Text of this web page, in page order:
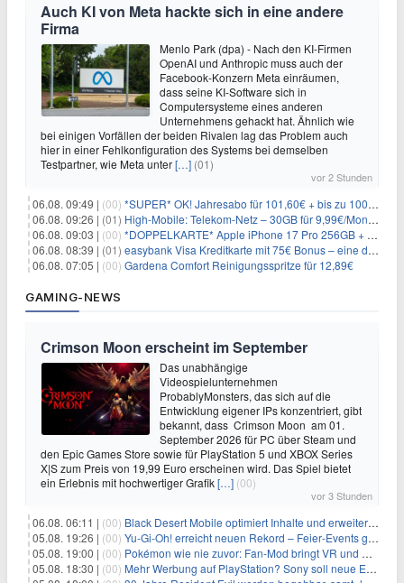
Auch KI von Meta hackte sich in eine andere
Firma
Menlo Park (dpa) - Nach den KI-Firmen
OpenAI und Anthropic muss auch der
Facebook-Konzern Meta einräumen,
dass seine KI-Software sich in
Computersysteme eines anderen
Unternehmens gehackt hat. Ähnlich wie
bei einigen Vorfällen der beiden Rivalen lag das Problem auch
hier in einer Fehlkonfiguration des Systems bei demselben
Testpartner, wie Meta unter[…] (01)
vor 2 Stunden
06.08. 09:49 | (00) *SUPER* OK! Jahresabo für 101,60€ + bis zu 100€ Prämie
06.08. 09:26 | (01) High-Mobile: Telekom-Netz – 30GB für 9,99€/Monat / 80GB für 12,49€/Monat / 100GB für 19,99€/Monat (auch mtl. kündbar)
06.08. 09:03 | (00) *DOPPELKARTE* Apple iPhone 17 Pro 256GB + 80€ Online Bonus + 50GB 5G + Alles-Flat im Telekom-Netz für 44,94€/Monat – eff. 4,40€/Monat
06.08. 08:39 | (01) easybank Visa Kreditkarte mit 75€ Bonus – eine der besten Kreditkarten
06.08. 07:05 | (00) Gardena Comfort Reinigungsspritze für 12,89€
GAMING-NEWS
Crimson Moon erscheint im September
Das unabhängige
Videospielunternehmen
ProbablyMonsters, das sich auf die
Entwicklung eigener IPs konzentriert, gibt
bekannt, dass Crimson Moon am 01.
September 2026 für PC über Steam und
den Epic Games Store sowie für PlayStation 5 und XBOX Series
X|S zum Preis von 19,99 Euro erscheinen wird. Das Spiel bietet
ein Erlebnis mit hochwertiger Grafik[…] (00)
vor 3 Stunden
06.08. 06:11 | (00) Black Desert Mobile optimiert Inhalte und erweitert Treasure Access
05.08. 19:26 | (00) Yu‑Gi‑Oh! erreicht neuen Rekord – Feier‑Events gestartet
05.08. 19:00 | (00) Pokémon wie nie zuvor: Fan-Mod bringt VR und Ego-Perspektive nach Kanto
05.08. 18:30 | (00) Mehr Werbung auf PlayStation? Sony soll neue Einnahmequellen prüfen